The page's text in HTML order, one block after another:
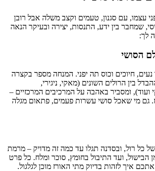
עצמו, עם סגנון, טעמים וקצב משלה אבל רובן
שמחבר בין ידע, התנסות, יצירה ובעיקר הנאה
לך:
הסושי
חיוכים וכוס תה יפני. המנחה מספר בקצרה
בין הרולים השונים (מאקי, ניגירי,
ועוד), ומסביר באהבה על המרכיבים המרכזיים –
גם מי שאכל סושי עשרות פעמים, פתאום מגלה
כל רול, ובסדנה תגלו עד כמה זה מדויק – מרמת
הבישול, ועד התיבול בחומץ, סוכר ומלח. כל פרט
איך לזהות בדיוק מתי האורז מוכן לגלגול.